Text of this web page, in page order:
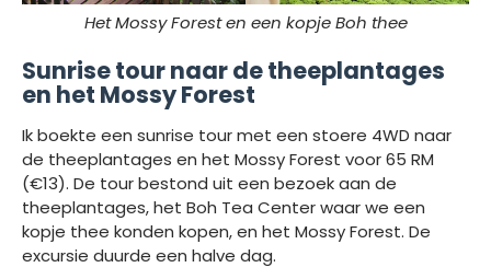
Het Mossy Forest en een kopje Boh thee
Sunrise tour naar de theeplantages
en het Mossy Forest
Ik boekte een sunrise tour met een stoere 4WD naar
de theeplantages en het Mossy Forest voor 65 RM
(€13). De tour bestond uit een bezoek aan de
theeplantages, het Boh Tea Center waar we een
kopje thee konden kopen, en het Mossy Forest. De
excursie duurde een halve dag.